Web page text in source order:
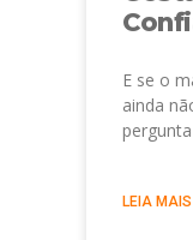
E se o
ainda
LEIA